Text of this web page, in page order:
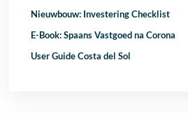
Nieuwbouw: Investering Checklist
E-Book: Spaans Vastgoed na Corona
User Guide Costa del Sol